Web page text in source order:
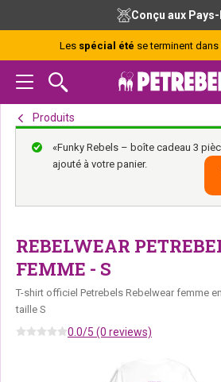
navigation
principale
principal
de
page
Conçu aux
Les spécial été se terminent dans
Produits
«Funky Rebels – boîte cadeau 3
ajouté à votre panier.
REBELWEAR
FEMME - S
T-shirt officiel Petrebels Rebelwear femme
taille S
0.0/5 (0 reviews)